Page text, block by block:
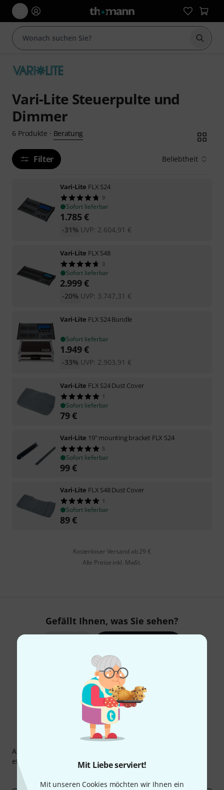
Mit Liebe serviert!
Mit unseren Cookies möchten wir Ihnen ein
Suche
Vari-Lite Steuerpulte und
Dimmer
6 Produkte · Beratung
Filter Beliebtheit
Vari-Lite FLX S24
9
Sofort lieferbar
1.785€
UVP: 2.604,91 €
-31%
Vari-Lite FLX S48
3
Sofort lieferbar
2.999€
UVP: 3.747,31 €
-20%
Vari-Lite FLX S24 Bundle
Sofort lieferbar
1.949€
UVP: 2.903,91 €
-33%
Vari-Lite FLX S24 Dust Cover
1
Sofort lieferbar
79€
Vari-Lite 19" mounting bracket FLX S24
5
Sofort lieferbar
99€
Vari-Lite FLX S48 Dust Cover
1
Sofort lieferbar
89€
Kostenloser Versand ab 29 €
Alle Preise inkl. MwSt.
Gefällt Ihnen, was Sie sehen?
Thomann Newsletter
Abonniere den Thomann Newsletter und gewinne mit
etwas Glück einen von50 Gutscheinenüber jeweils